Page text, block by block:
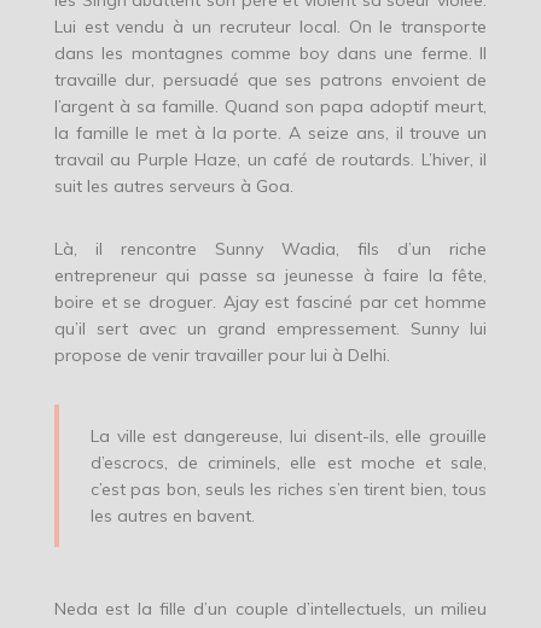
Lui est vendu à un recruteur local. On le transporte
dans les montagnes comme boy dans une ferme. Il
travaille dur, persuadé que ses patrons envoient de
l’argent à sa famille. Quand son papa adoptif meurt,
la famille le met à la porte. A seize ans, il trouve un
travail au Purple Haze, un café de routards. L’hiver, il
suit les autres serveurs à Goa.
Là, il rencontre Sunny Wadia, fils d’un riche
entrepreneur qui passe sa jeunesse à faire la fête,
boire et se droguer. Ajay est fasciné par cet homme
qu’il sert avec un grand empressement. Sunny lui
propose de venir travailler pour lui à Delhi.
La ville est dangereuse, lui disent-ils, elle grouille
d’escrocs, de criminels, elle est moche et sale,
c’est pas bon, seuls les riches s’en tirent bien, tous
les autres en bavent.
Neda est la fille d’un couple d’intellectuels, un milieu